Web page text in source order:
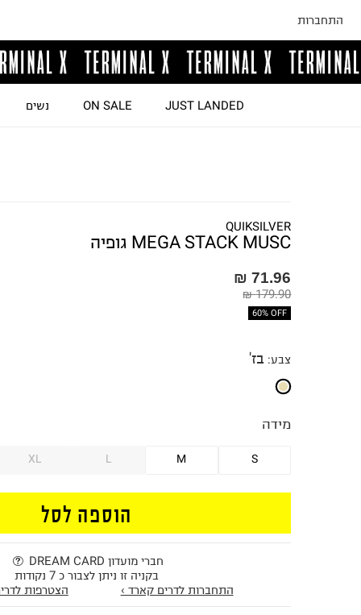
התחברות
JUST LANDED
ON SALE נשים
QUIKSILVER
MEGA STACK MUSC גופיה
71.96 ₪
179.90 ₪
60% OFF
צבע: בז'
מידה
S
M
L
XL
הוספה לסל
חברי מועדון DREAM CARD
בקניה זו ניתן לצבור כ 7 נקודות
התחברות לדרים קארד ›
הצטרפות